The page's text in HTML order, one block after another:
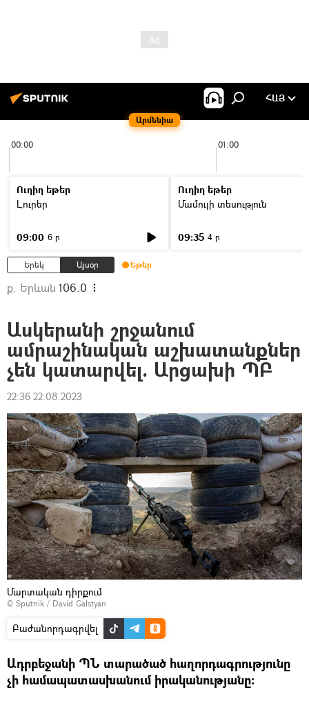
Արմենիա
ՀԱՅ
00:00 01:00
Ուղիղ եթեր
Լուրեր
09:00 6 ր
Ուղիղ եթեր
Մամուլի տեսություն
09:35 4 ր
Երեկ Այսօր Եթեր
ք. Երևան 106.0
Ասկերանի շրջանում
ամրաշինական աշխատանքներ
չեն կատարվել. Արցախի ՊԲ
22:36 22.08.2023
Մարտական դիրքում
© Sputnik / David Galstyan
Բաժանորդագրվել
Ադրբեջանի ՊՆ տարածած հաղորդագրությունը
չի համապատասխանում իրականությանը։